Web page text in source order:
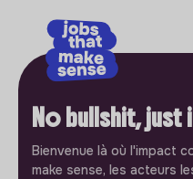
No bullshit,
Bienvenue là où l'impact
make sense, les acteurs